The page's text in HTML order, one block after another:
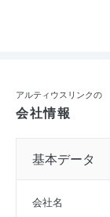
アルティウスリンクの
会社情報
基本データ
会社名